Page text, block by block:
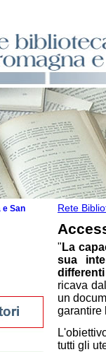
Rete
" La
sua
ricava
un
garantire
tutti gli
e San